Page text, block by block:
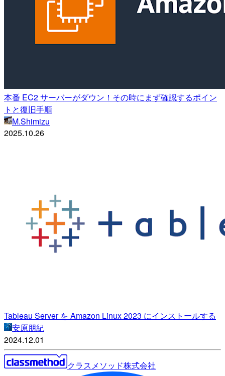
本番 EC2 サーバーがダウン！その時にまず確認するポイン
トと復旧手順
M.Shimizu
2025.10.26
Tableau Server を Amazon Linux 2023 にインストールする
安原朋紀
2024.12.01
クラスメソッド株式会社